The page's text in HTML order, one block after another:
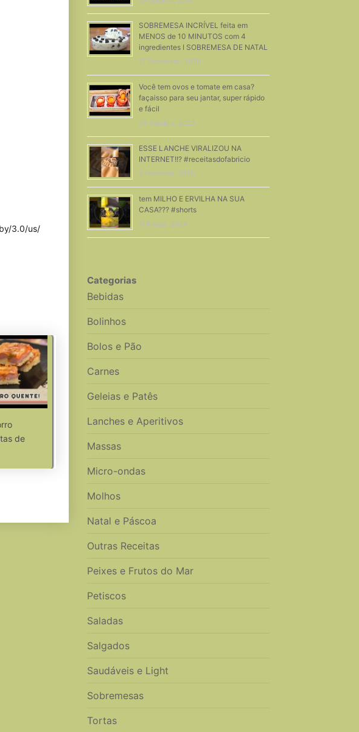
3.0/us/
de
SOBREMESA INCRÍVEL feita em
MENOS de 10 MINUTOS com 4
ingredientes I SOBREMESA DE NATAL
17 Dezembro, 2020
Você tem ovos e tomate em casa?
façaisso para seu jantar, super rápido
e fácil
23 Outubro, 2023
ESSE LANCHE VIRALIZOU NA
INTERNET!!? #receitasdofabricio
9 Fevereiro, 2026
tem MILHO E ERVILHA NA SUA
CASA??? #shorts
11 Março, 2024
Categorias
Bebidas
Bolinhos
Bolos e Pão
Carnes
Geleias e Patês
Lanches e Aperitivos
Massas
Micro-ondas
Molhos
Natal e Páscoa
Outras Receitas
Peixes e Frutos do Mar
Petiscos
Saladas
Salgados
Saudáveis e Light
Sobremesas
Tortas